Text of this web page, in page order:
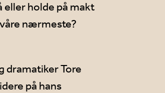
eller holde på makt
nærmeste?
dramatiker Tore
på hans